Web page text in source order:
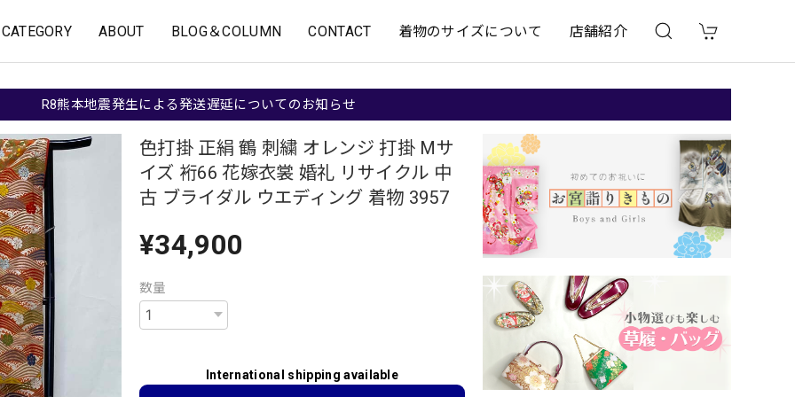
CATEGORY ABOUT BLOG＆COLUMN CONTACT 着物のサイズについて 店舗紹介
R8熊本地震発生による発送遅延についてのお知らせ
色打掛 正絹 鶴 刺繍 オレンジ 打掛 Mサ
イズ 裄66 花嫁衣裳 婚礼 リサイクル 中
古 ブライダル ウエディング 着物 3957
¥34,900
数量
International shipping available